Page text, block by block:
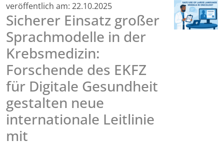
veröffentlich am: 22.10.2025
Sicherer Einsatz großer
Sprachmodelle in der
Krebsmedizin:
Forschende des EKFZ
für Digitale Gesundheit
gestalten neue
internationale Leitlinie
mit